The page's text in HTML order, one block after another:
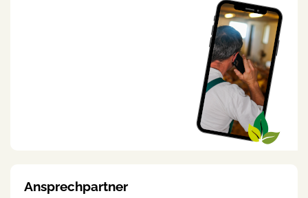
Ansprechpartner